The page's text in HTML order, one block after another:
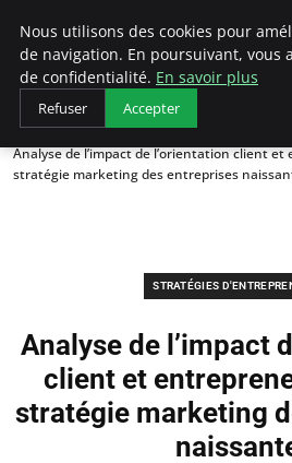
LECFCM
Accueil
Stratégies d'entrepreneuriat
Analyse de l’impact de l’orientation client
stratégie marketing des entreprises
STRATÉGIES
Analyse de l’impact
client et
stratégie marketing
Nous utilisons des cookies pour
de navigation. En poursuivant, vous
de confidentialité. En savoir plus
Refuser Accepter